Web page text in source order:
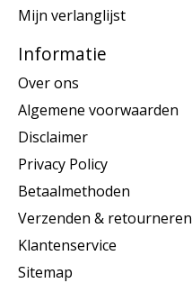
Mijn verlanglijst
Informatie
Over ons
Algemene voorwaarden
Disclaimer
Privacy Policy
Betaalmethoden
Verzenden & retourneren
Klantenservice
Sitemap